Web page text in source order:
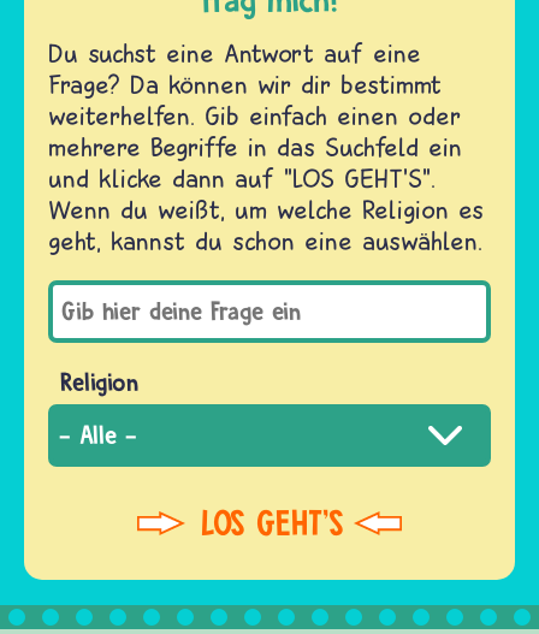
Du suchst eine Antwort auf eine
Frage? Da können wir dir bestimmt
weiterhelfen. Gib einfach einen oder
mehrere Begriffe in das Suchfeld ein
und klicke dann auf "LOS GEHT'S".
Wenn du weißt, um welche Religion es
geht, kannst du schon eine auswählen.
Religion